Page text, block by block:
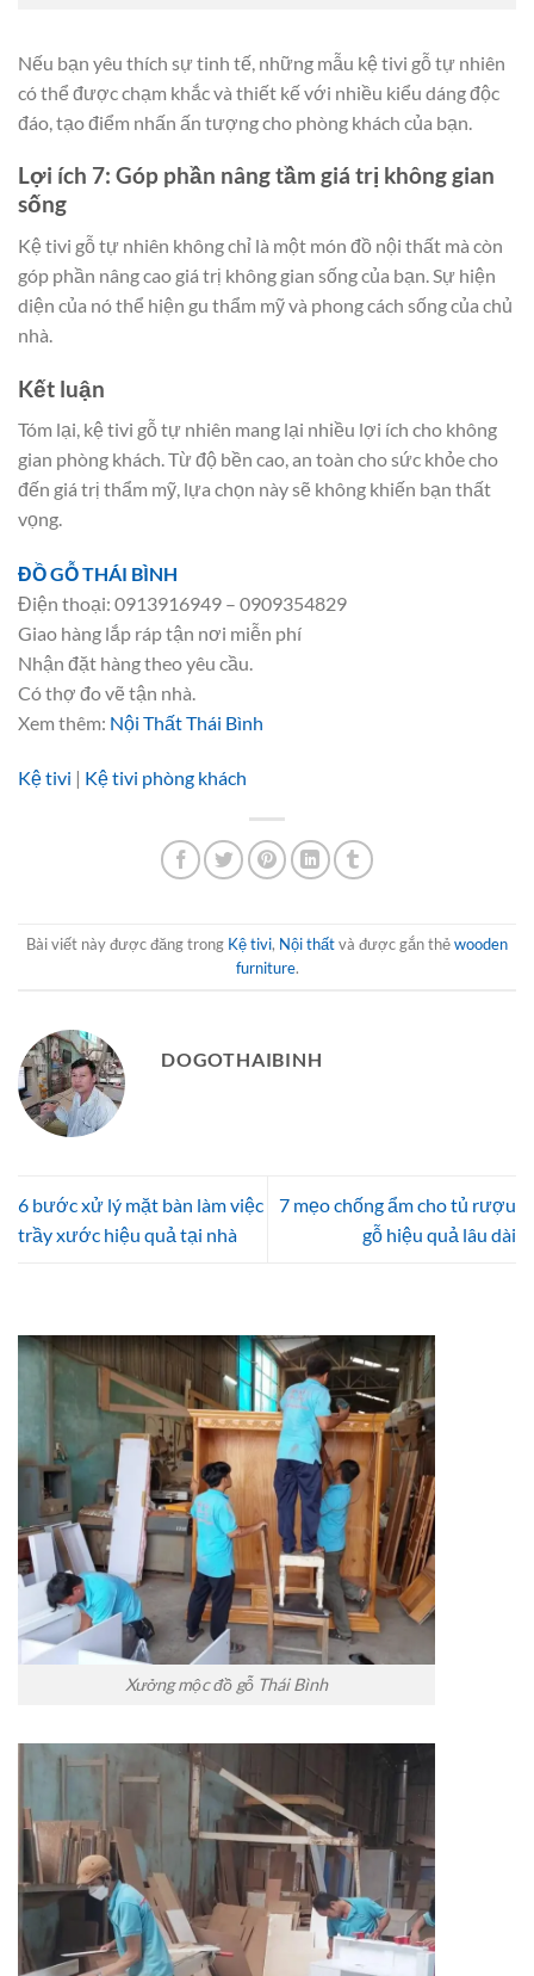
Nếu bạn yêu thích sự tinh tế, những mẫu kệ tivi gỗ tự nhiên
có thể được chạm khắc và thiết kế với nhiều kiểu dáng độc
đáo, tạo điểm nhấn ấn tượng cho phòng khách của bạn.
Lợi ích 7: Góp phần nâng tầm giá trị không gian
sống
Kệ tivi gỗ tự nhiên không chỉ là một món đồ nội thất mà còn
góp phần nâng cao giá trị không gian sống của bạn. Sự hiện
diện của nó thể hiện gu thẩm mỹ và phong cách sống của chủ
nhà.
Kết luận
Tóm lại, kệ tivi gỗ tự nhiên mang lại nhiều lợi ích cho không
gian phòng khách. Từ độ bền cao, an toàn cho sức khỏe cho
đến giá trị thẩm mỹ, lựa chọn này sẽ không khiến bạn thất
vọng.
ĐỒ GỖ THÁI BÌNH
Điện thoại: 0913916949 – 0909354829
Giao hàng lắp ráp tận nơi miễn phí
Nhận đặt hàng theo yêu cầu.
Có thợ đo vẽ tận nhà.
Xem thêm: Nội Thất Thái Bình
Kệ tivi | Kệ tivi phòng khách
Bài viết này được đăng trong Kệ tivi, Nội thấtvà được gắn thẻwooden
furniture.
DOGOTHAIBINH
6 bước xử lý mặt bàn làm việc
trầy xước hiệu quả tại nhà
7 mẹo chống ẩm cho tủ rượu
gỗ hiệu quả lâu dài
Xưởng mộc đồ gỗ Thái Bình